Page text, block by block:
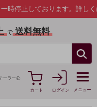
ております。詳しくはこちら
で 送料無料
ーラー公
カート
ログイン メニュー